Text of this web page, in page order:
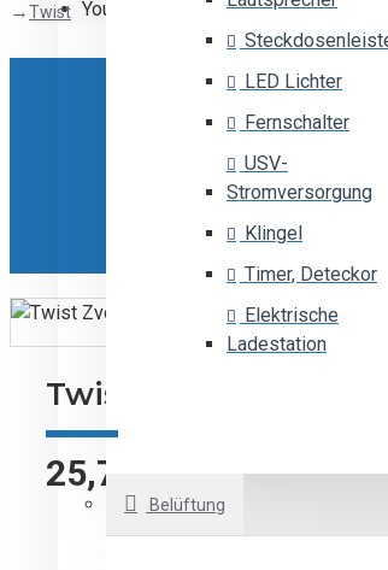
Your shopping cart is empty!
LED Lichter
Fernschalter
USV-
Stromversorgung
Klingel
Timer, Deteckor
Elektrische
Ladestation
Belüftung
Twist
Twist Zamel
25,75€